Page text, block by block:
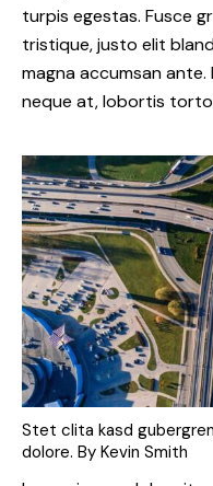
turpis egestas. Fusce
tristique, justo elit
magna accumsan
neque at, lobortis
Stet clita kasd
dolore. By Kevin Smith